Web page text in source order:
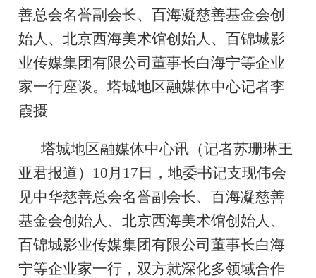
善总会名誉副会长、百海凝慈善基金会创
始人、北京西海美术馆创始人、百锦城影
业传媒集团有限公司董事长白海宁等企业
家一行座谈。塔城地区融媒体中心记者李
霞摄
塔城地区融媒体中心讯（记者苏珊琳王
亚君报道）10月17日，地委书记支现伟会
见中华慈善总会名誉副会长、百海凝慈善
基金会创始人、北京西海美术馆创始人、
百锦城影业传媒集团有限公司董事长白海
宁等企业家一行，双方就深化多领域合作